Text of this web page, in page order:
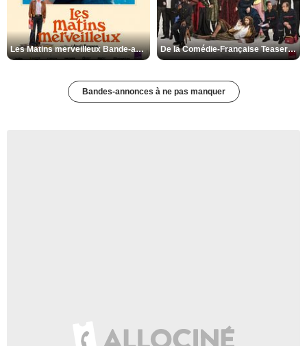
Les Matins merveilleux Bande-annonce VF De la Comédie-Française Teaser VF
Bandes-annonces à ne pas manquer